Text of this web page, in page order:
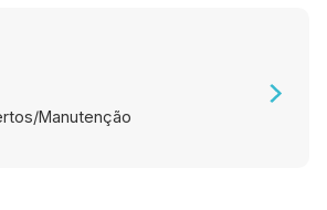
Manutenção